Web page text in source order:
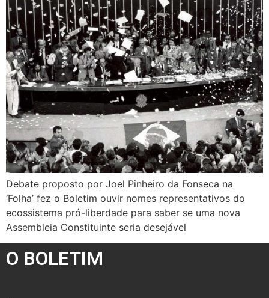
Debate proposto por Joel Pinheiro da Fonseca na
‘Folha’ fez o Boletim ouvir nomes representativos do
ecossistema pró-liberdade para saber se uma nova
Assembleia Constituinte seria desejável
O BOLETIM